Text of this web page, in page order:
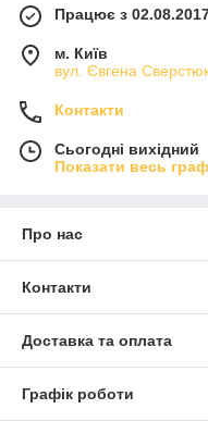
Працює з
м. Київ
вул. Євгена
Контакти
Сьогодні вихідний
Показати весь
Про нас
Контакти
Доставка та оплата
Графік роботи